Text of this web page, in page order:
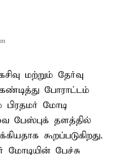
மற்றும் தேர்வு
போராட்டம்
மோடி
பேஸ்புக் தளத்தில்
கூறப்படுகிறது.
மோடியின் பேச்சு